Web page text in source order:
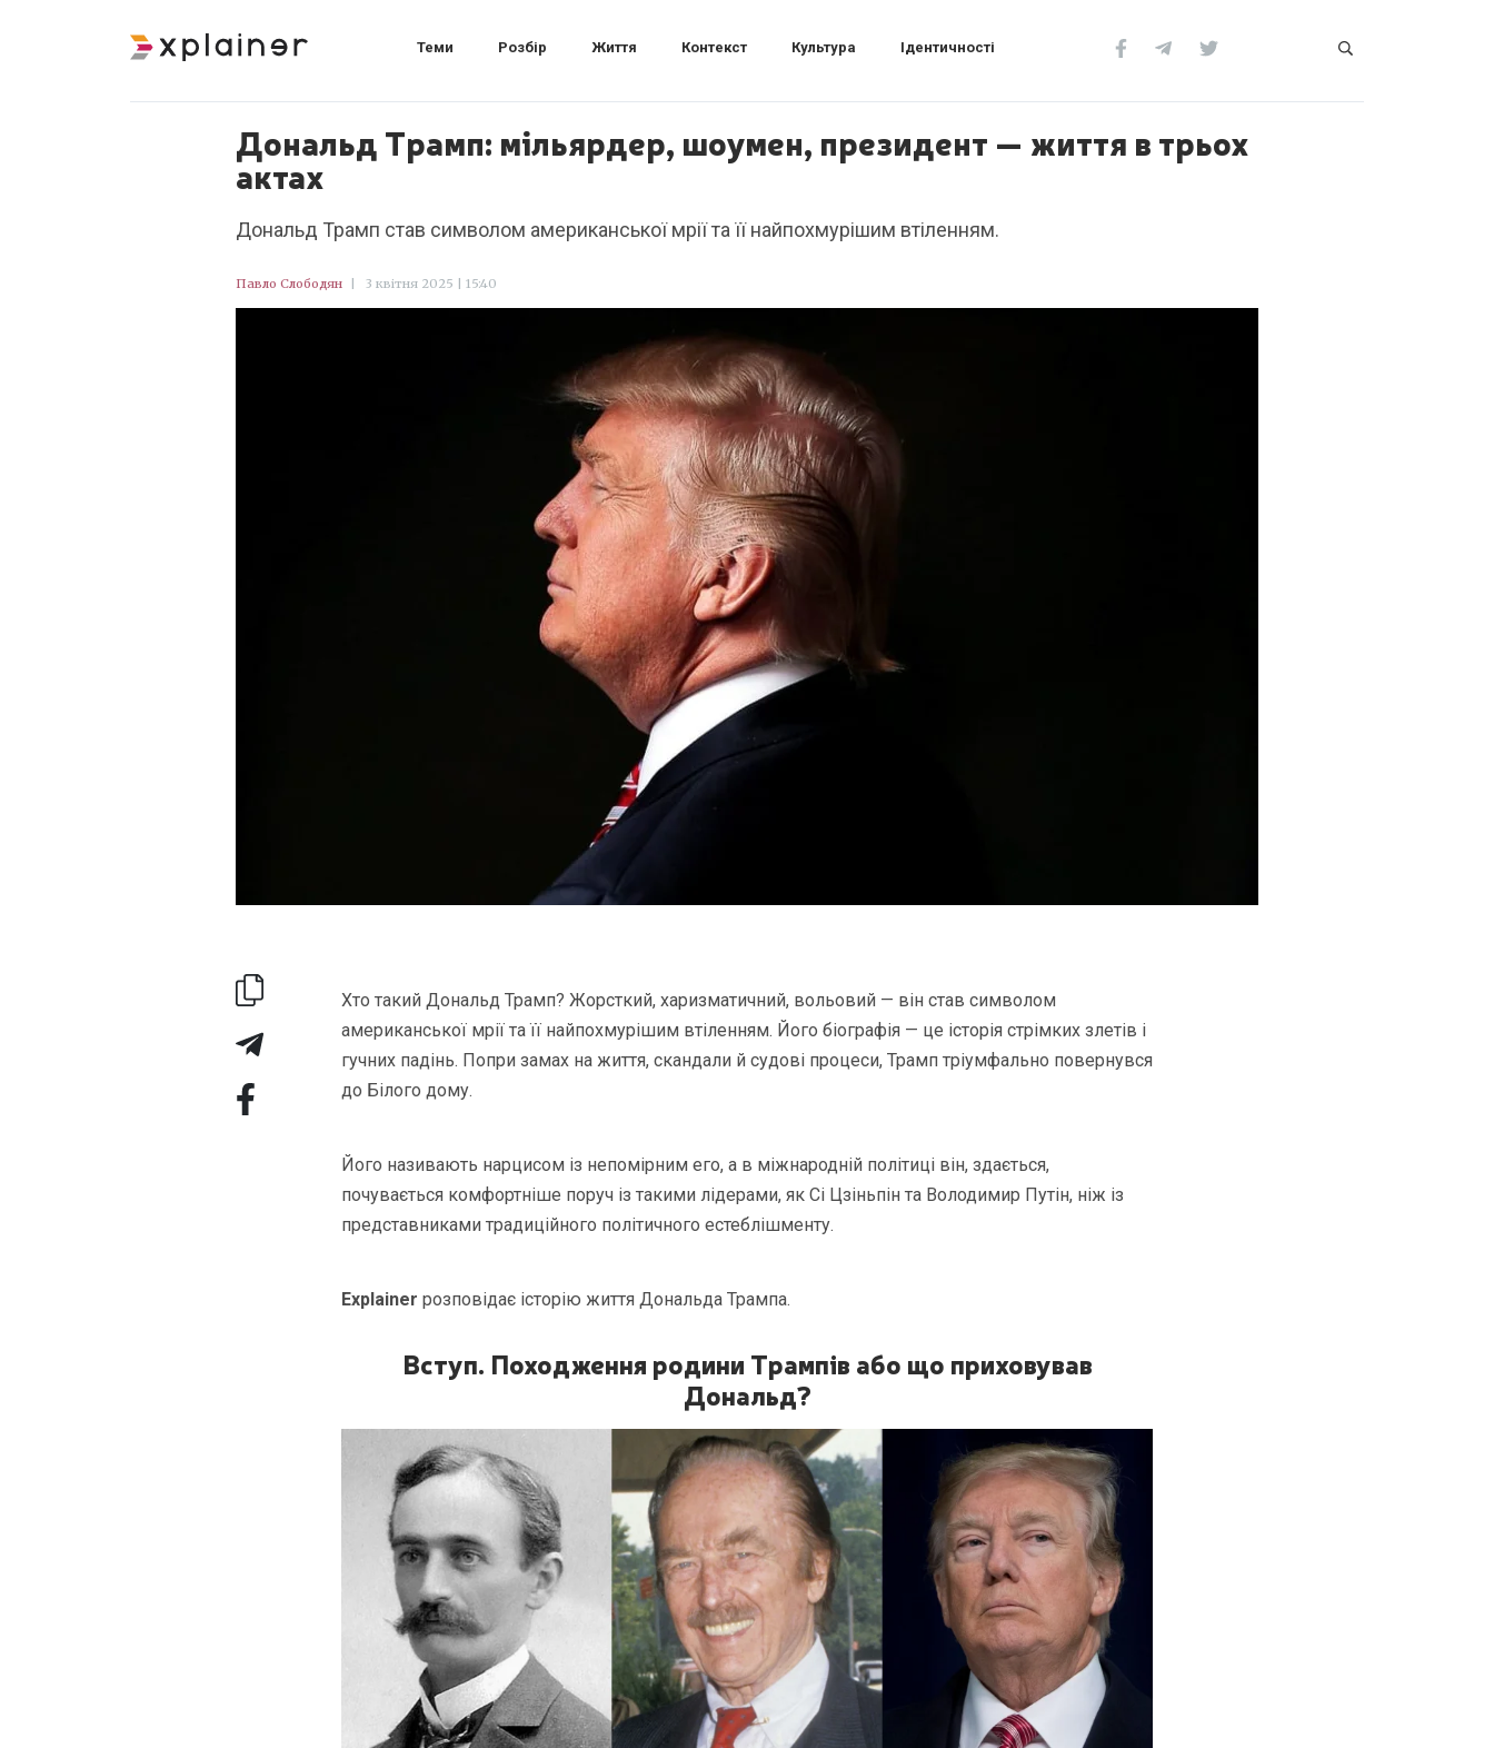
Теми Розбір Життя Контекст Культура Ідентичності
Дональд Трамп: мільярдер, шоумен, президент — життя в трьох
актах
Дональд Трамп став символом американської мрії та її найпохмурішим втіленням.
Павло Слободян 3 квітня 2025 | 15:40
Хто такий Дональд Трамп? Жорсткий, харизматичний, вольовий — він став символом
американської мрії та її найпохмурішим втіленням. Його біографія — це історія стрімких злетів і
гучних падінь. Попри замах на життя, скандали й судові процеси, Трамп тріумфально повернувся
до Білого дому.
Його називають нарцисом із непомірним его, а в міжнародній політиці він, здається,
почувається комфортніше поруч із такими лідерами, як Сі Цзіньпін та Володимир Путін, ніж із
представниками традиційного політичного естеблішменту.
Explainer розповідає історію життя Дональда Трампа.
Вступ. Походження родини Трампів або що приховував
Дональд?